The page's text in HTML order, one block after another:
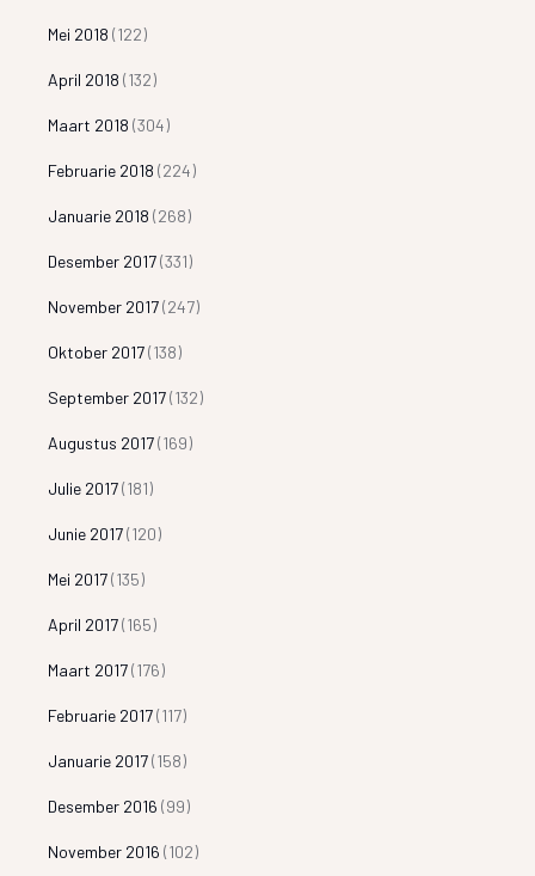
Mei 2018 (122)
April 2018 (132)
Maart 2018 (304)
Februarie 2018 (224)
Januarie 2018 (268)
Desember 2017(331)
November 2017(247)
Oktober 2017(138)
September 2017(132)
Augustus 2017(169)
Julie 2017(181)
Junie 2017(120)
Mei 2017(135)
April 2017(165)
Maart 2017(176)
Februarie 2017(117)
Januarie 2017(158)
Desember 2016 (99)
November 2016 (102)